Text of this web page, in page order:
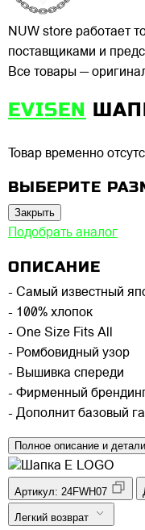
NUW store работает
поставщиками и
Все товары —
EVISEN
Товар временно
ВЫБЕРИТЕ
Закрыть
Подобрать аналог
ОПИСАНИЕ
- Самый известный
- 100% хлопок
- One Size Fits All
- Ромбовидный узор
- Вышивка спереди
- Фирменный
- Дополнит базовый
Полное описание и детали
Артикул: 24FWH07
Легкий возврат